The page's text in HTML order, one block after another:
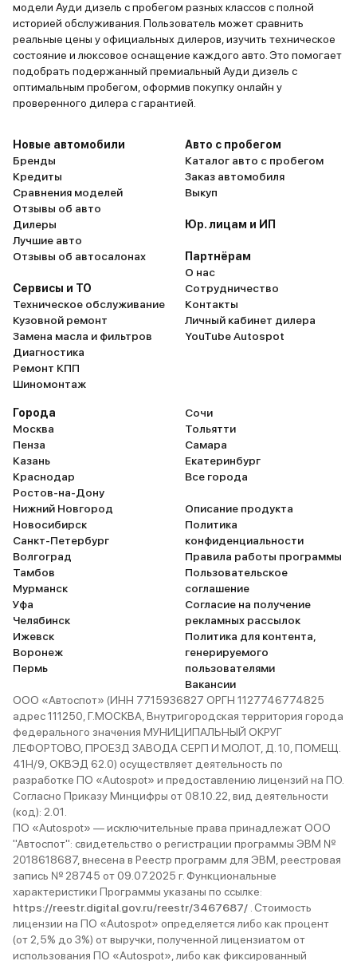
модели Ауди дизель с пробегом разных классов с полной
историей обслуживания. Пользователь может сравнить
реальные цены у официальных дилеров, изучить техническое
состояние и люксовое оснащение каждого авто. Это помогает
подобрать подержанный премиальный Ауди дизель с
оптимальным пробегом, оформив покупку онлайн у
проверенного дилера с гарантией.
Новые автомобили
Бренды
Кредиты
Сравнения моделей
Отзывы об авто
Дилеры
Лучшие авто
Отзывы об автосалонах
Сервисы и ТО
Техническое обслуживание
Кузовной ремонт
Замена масла и фильтров
Диагностика
Ремонт КПП
Шиномонтаж
Авто с пробегом
Каталог авто с пробегом
Заказ автомобиля
Выкуп
Юр. лицам и ИП
Партнёрам
О нас
Сотрудничество
Контакты
Личный кабинет дилера
YouTube Autospot
Города
Москва
Пенза
Казань
Краснодар
Ростов-на-Дону
Нижний Новгород
Новосибирск
Санкт-Петербург
Волгоград
Тамбов
Мурманск
Уфа
Челябинск
Ижевск
Воронеж
Пермь
Сочи
Тольятти
Самара
Екатеринбург
Все города
Описание продукта
Политика
конфиденциальности
Правила работы программы
Пользовательское
соглашение
Согласие на получение
рекламных рассылок
Политика для контента,
генерируемого
пользователями
Вакансии
ООО «Автоспот» (ИНН 7715936827 ОРГН 1127746774825
адрес 111250, Г.МОСКВА, Внутригородская территория города
федерального значения МУНИЦИПАЛЬНЫЙ ОКРУГ
ЛЕФОРТОВО, ПРОЕЗД ЗАВОДА СЕРП И МОЛОТ, Д. 10, ПОМЕЩ.
41Н/9, ОКВЭД 62.0) осуществляет деятельность по
разработке ПО «Autospot» и предоставлению лицензий на ПО.
Согласно Приказу Минцифры от 08.10.22, вид деятельности
(код): 2.01.
ПО «Autospot» — исключительные права принадлежат ООО
"Автоспот": свидетельство о регистрации программы ЭВМ №
2018618687, внесена в Реестр программ для ЭВМ, реестровая
запись № 28745 от 09.07.2025 г. Функциональные
характеристики Программы указаны по ссылке:
https://reestr.digital.gov.ru/reestr/3467687/ . Стоимость
лицензии на ПО «Autospot» определяется либо как процент
(от 2,5% до 3%) от выручки, полученной лицензиатом от
использования ПО «Autospot», либо как фиксированный